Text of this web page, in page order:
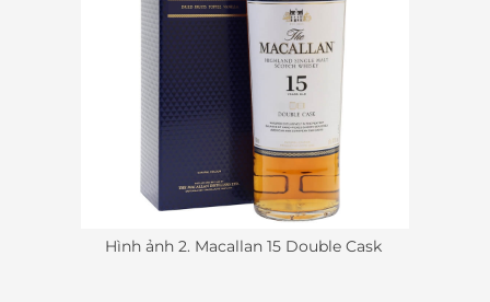
Hình ảnh 2. Macallan 15 Double Cask